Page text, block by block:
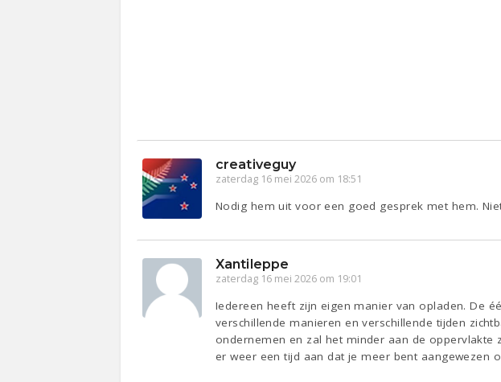
creativeguy
zaterdag 16 mei 2026 om 18:51
Nodig hem uit voor een goed gesprek met hem.
Xantileppe
zaterdag 16 mei 2026 om 19:01
Iedereen heeft zijn eigen manier van opladen. De
verschillende manieren en verschillende tijden
ondernemen en zal het minder aan de
er weer een tijd aan dat je meer bent aangewezen